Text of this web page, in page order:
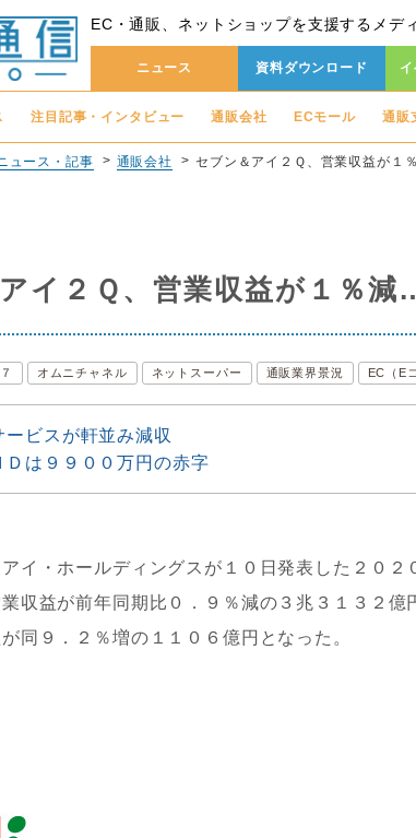
EC・通販、ネットショップを支援するメデ
ニュース 資料ダウンロード
注目記事・インタビュー 通販会社 ECモール 通販
ュース・記事 通販会社 セブン＆アイ２Ｑ、営業収益が１
イ２Ｑ、営業収益が１％
オムニチャネル ネットスーパー 通販業界景況 EC（E
ービスが軒並み減収
Ｄは９９００万円の赤字
アイ・ホールディングスが１０日発表した２０
収益が前年同期比０．９％減の３兆３１３２億
同９．２％増の１１０６億円となった。